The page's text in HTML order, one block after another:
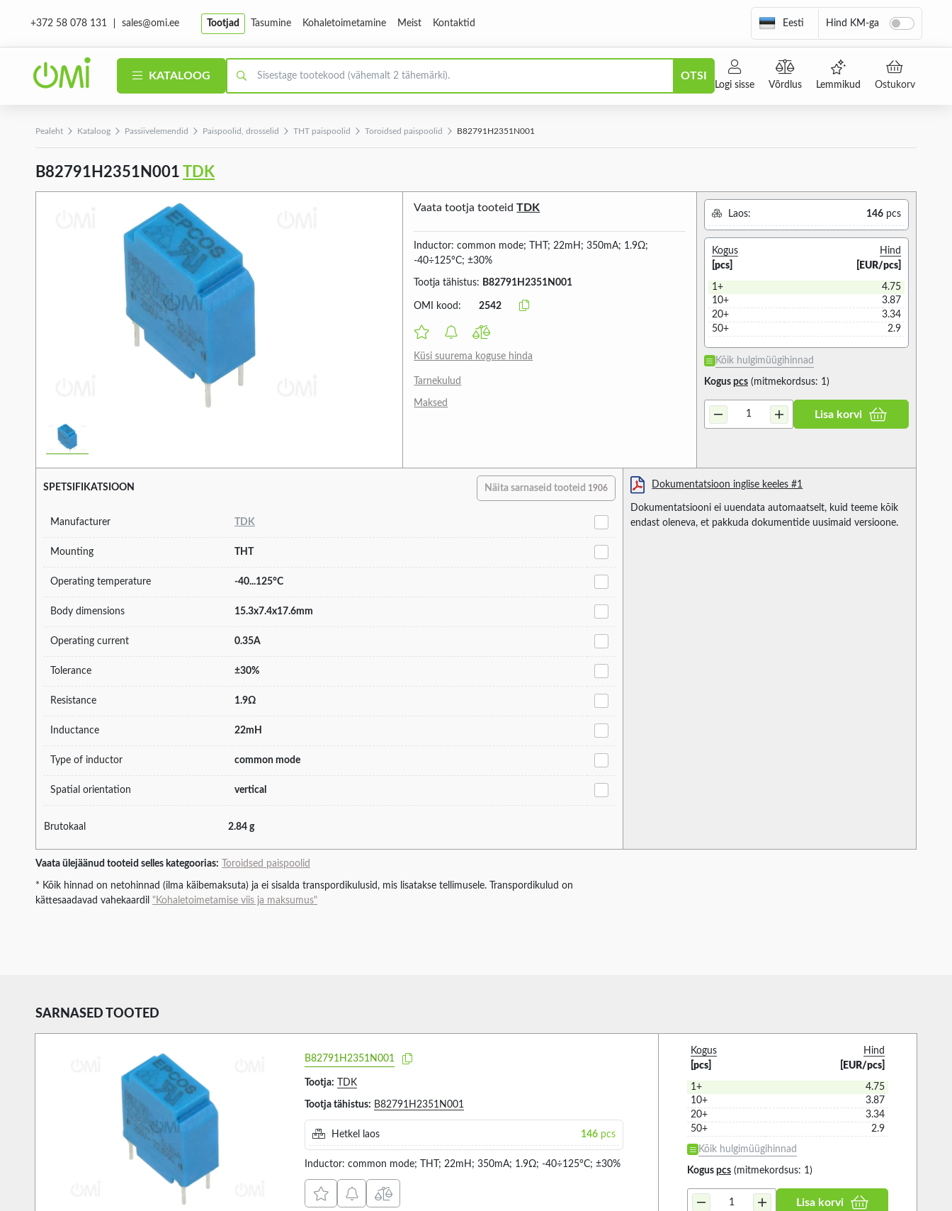
+372 58 078 131 sales@omi.ee Tootjad Tasumine Kohaletoimetamine Meist Kontaktid Eesti Hind KM-ga
KATALOOG OTSI
Logi sisse Võrdlus Lemmikud Ostukorv
Pealeht Kataloog Passiivelemendid Paispoolid, drosselid THT paispoolid Toroidsed paispoolid B82791H2351N001
B82791H2351N001 TDK
Vaata tootja tooteidTDK
Inductor: common mode; THT; 22mH; 350mA; 1.9Ω;
-40÷125°C; ±30%
Tootja tähistus: B82791H2351N001
OMI kood: 2542
Küsi suurema koguse hinda
Tarnekulud
Maksed
Laos: 146 pcs
Kogus
[pcs]
Hind
[EUR/pcs]
1+
4.75
10+
3.87
20+
3.34
50+
2.9
Kõik hulgimüügihinnad
Kogus pcs(mitmekordsus: 1)
Lisa korvi
SPETSIFIKATSIOON Näita sarnaseid tooteid 1906
Manufacturer TDK
Mounting THT
Operating temperature -40...125°C
Body dimensions 15.3x7.4x17.6mm
Operating current 0.35A
Tolerance ±30%
Resistance 1.9Ω
Inductance 22mH
Type of inductor common mode
Spatial orientation vertical
Brutokaal 2.84 g
Dokumentatsioon inglise keeles #1
Dokumentatsiooni ei uuendata automaatselt, kuid teeme kõik
endast oleneva, et pakkuda dokumentide uusimaid versioone.
Vaata ülejäänud tooteid selles kategoorias: Toroidsed paispoolid
* Kõik hinnad on netohinnad (ilma käibemaksuta) ja ei sisalda transpordikulusid, mis lisatakse tellimusele. Transpordikulud on
kättesaadavad vahekaardil "Kohaletoimetamise viis ja maksumus"
SARNASED TOOTED
B82791H2351N001
Tootja: TDK
Tootja tähistus: B82791H2351N001
Hetkel laos 146 pcs
Inductor: common mode; THT; 22mH; 350mA; 1.9Ω; -40÷125°C; ±30%
Kogus
[pcs]
Hind
[EUR/pcs]
1+
4.75
10+
3.87
20+
3.34
50+
2.9
Kõik hulgimüügihinnad
Kogus pcs (mitmekordsus: 1)
Lisa korvi